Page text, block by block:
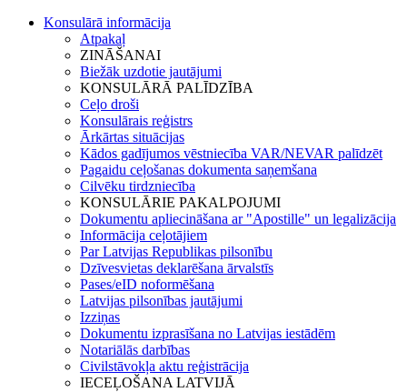
Konsulārā informācija
Atpakaļ
ZINĀŠANAI
Biežāk uzdotie jautājumi
KONSULĀRĀ PALĪDZĪBA
Ceļo droši
Konsulārais reģistrs
Ārkārtas situācijas
Kādos gadījumos vēstniecība VAR/NEVAR palīdzēt
Pagaidu ceļošanas dokumenta saņemšana
Cilvēku tirdzniecība
KONSULĀRIE PAKALPOJUMI
Dokumentu apliecināšana ar "Apostille" un legalizācija
Informācija ceļotājiem
Par Latvijas Republikas pilsonību
Dzīvesvietas deklarēšana ārvalstīs
Pases/eID noformēšana
Latvijas pilsonības jautājumi
Izziņas
Dokumentu izprasīšana no Latvijas iestādēm
Notariālās darbības
Civilstāvokļa aktu reģistrācija
IECEĻOŠANA LATVIJĀ